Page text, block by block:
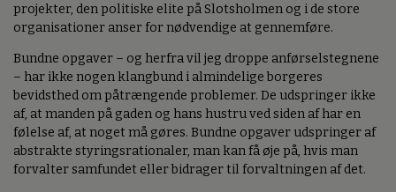
projekter, den politiske elite på Slotsholmen og i de store
organisationer anser for nødvendige at gennemføre.
Bundne opgaver – og herfra vil jeg droppe anførselstegnene
– har ikke nogen klangbund i almindelige borgeres
bevidsthed om påtrængende problemer. De udspringer ikke
af, at manden på gaden og hans hustru ved siden af har en
følelse af, at noget må gøres. Bundne opgaver udspringer af
abstrakte styringsrationaler, man kan få øje på, hvis man
forvalter samfundet eller bidrager til forvaltningen af det.